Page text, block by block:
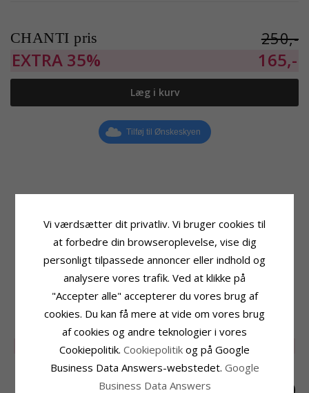
CHANTI pris 250,-
EXTRA 35% 165,-
Læg i kurv
Tilføj til Ønskeskyen
Form:Dråbe
Øreringe:Øreringe
Forgyldt Stål
Kollektion:
OCEANA
Blank
Bredde:18,0 mm
Leveringstid
Leveringstid:2-3 Hverdage
RELATEREDE PRODUKTER
35% UDGÅR 85% SALE
Vi værdsætter dit privatliv. Vi bruger cookies til
at forbedre din browseroplevelse, vise dig
personligt tilpassede annoncer eller indhold og
analysere vores trafik. Ved at klikke på
"Accepter alle" accepterer du vores brug af
cookies. Du kan få mere at vide om vores brug
af cookies og andre teknologier i vores
Cookiepolitik. Cookiepolitik og på Google
Business Data Answers-webstedet. Google
Business Data Answers